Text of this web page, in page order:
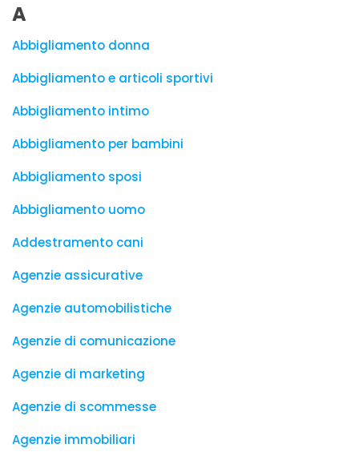
A
Abbigliamento donna
Abbigliamento e articoli sportivi
Abbigliamento intimo
Abbigliamento per bambini
Abbigliamento sposi
Abbigliamento uomo
Addestramento cani
Agenzie assicurative
Agenzie automobilistiche
Agenzie di comunicazione
Agenzie di marketing
Agenzie di scommesse
Agenzie immobiliari